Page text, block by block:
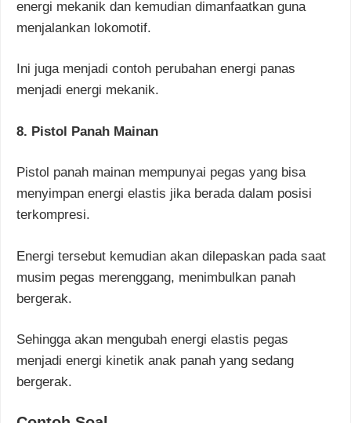
energi mekanik dan kemudian dimanfaatkan guna
menjalankan lokomotif.
Ini juga menjadi contoh perubahan energi panas
menjadi energi mekanik.
8. Pistol Panah Mainan
Pistol panah mainan mempunyai pegas yang bisa
menyimpan energi elastis jika berada dalam posisi
terkompresi.
Energi tersebut kemudian akan dilepaskan pada saat
musim pegas merenggang, menimbulkan panah
bergerak.
Sehingga akan mengubah energi elastis pegas
menjadi energi kinetik anak panah yang sedang
bergerak.